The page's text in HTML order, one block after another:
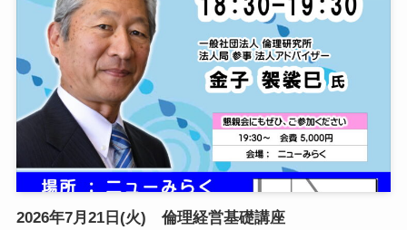
2026年7月21日(火) 倫理経営基礎講座